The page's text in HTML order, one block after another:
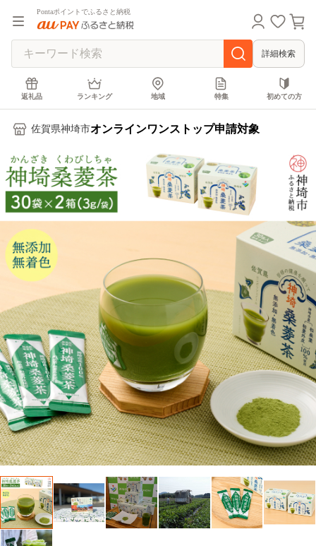
Pontaポイントでふるさと納税
詳細検索
返礼品 ランキング 地域 特集 初めての方
佐賀県神埼市オンラインワンストップ申請対象